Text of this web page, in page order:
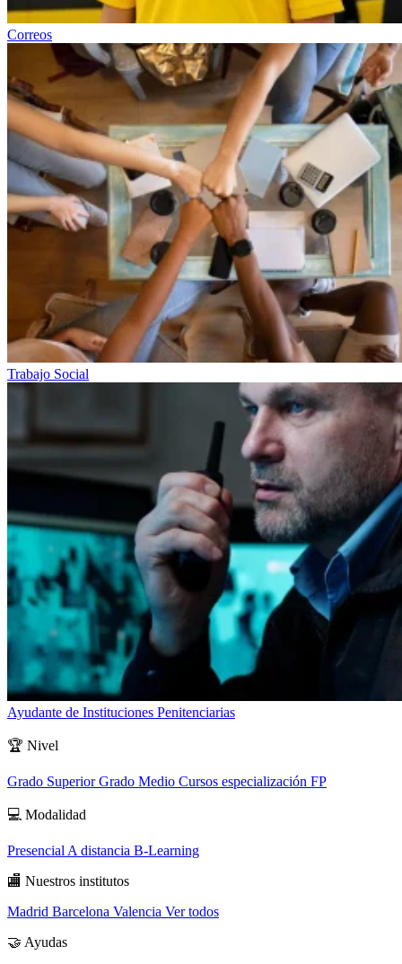
Correos
Trabajo Social
Ayudante de Instituciones Penitenciarias
🏆 Nivel
Grado SuperiorGrado Medio Cursos especialización FP
💻 Modalidad
Presencial A distancia B-Learning
🏬 Nuestros institutos
Madrid Barcelona Valencia Ver todos
🤝 Ayudas